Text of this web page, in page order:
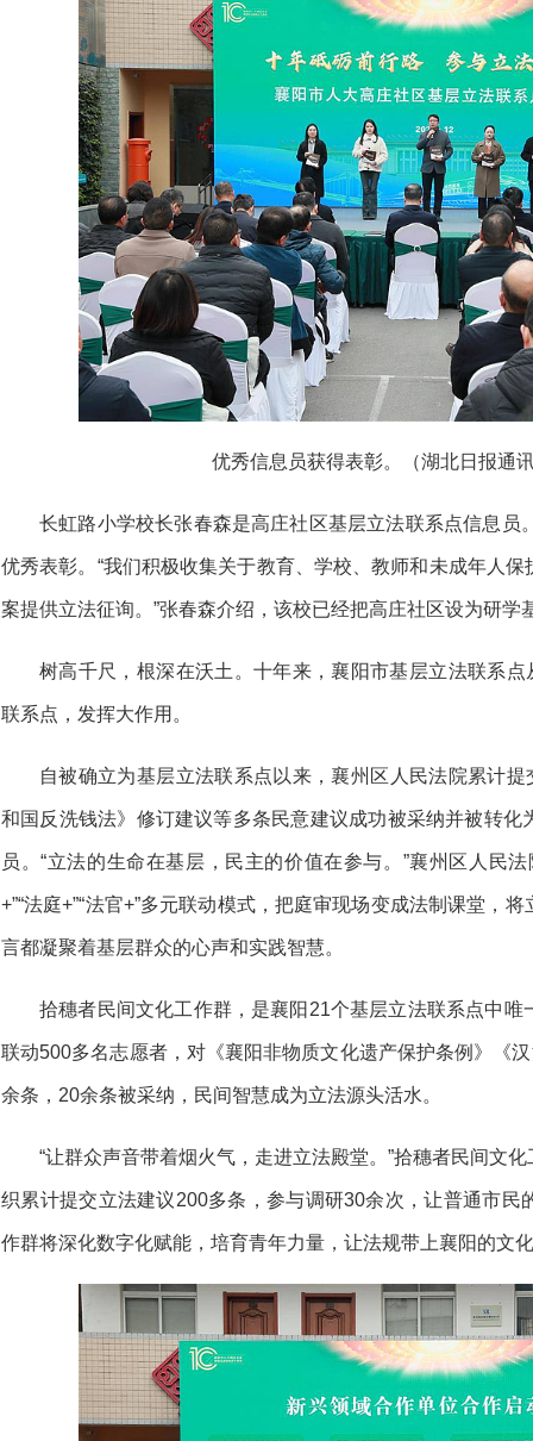
优秀信息员获得表彰。（湖北日报通
长虹路小学校长张春森是高庄社区基层立法联系点信息员
优秀表彰。“我们积极收集关于教育、学校、教师和未成年人
案提供立法征询。”张春森介绍，该校已经把高庄社区设为研学
树高千尺，根深在沃土。十年来，襄阳市基层立法联系
联系点，发挥大作用。
自被确立为基层立法联系点以来，襄州区人民法院累计
和国反洗钱法》修订建议等多条民意建议成功被采纳并被转
员。“立法的生命在基层，民主的价值在参与。”襄州区人民
+”“法庭+”“法官+”多元联动模式，把庭审现场变成法制课堂，
言都凝聚着基层群众的心声和实践智慧。
拾穗者民间文化工作群，是襄阳21个基层立法联系点中
联动500多名志愿者，对《襄阳非物质文化遗产保护条例》《
余条，20余条被采纳，民间智慧成为立法源头活水。
“让群众声音带着烟火气，走进立法殿堂。”拾穗者民间文
织累计提交立法建议200多条，参与调研30余次，让普通市民
作群将深化数字化赋能，培育青年力量，让法规带上襄阳的文